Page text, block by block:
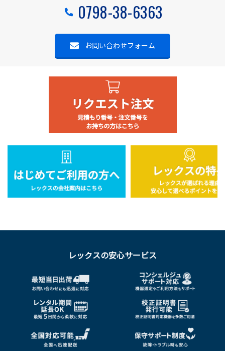
0798-38-6363
お問い合わせフォーム
レックスの安心サービス